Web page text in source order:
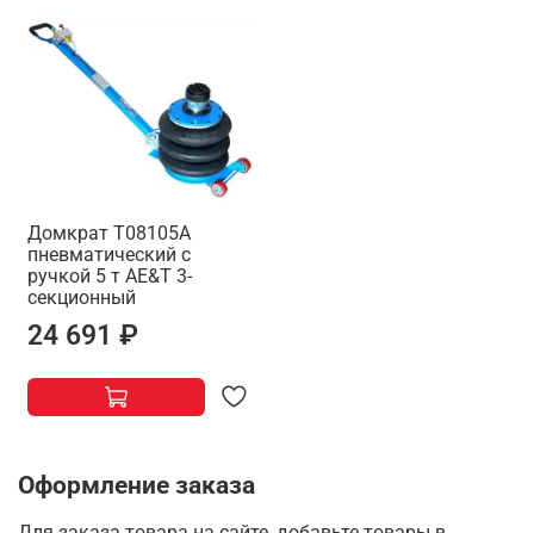
Домкрат T08105A
пневматический с
ручкой 5 т AE&T 3-
секционный
24 691 ₽
Оформление заказа